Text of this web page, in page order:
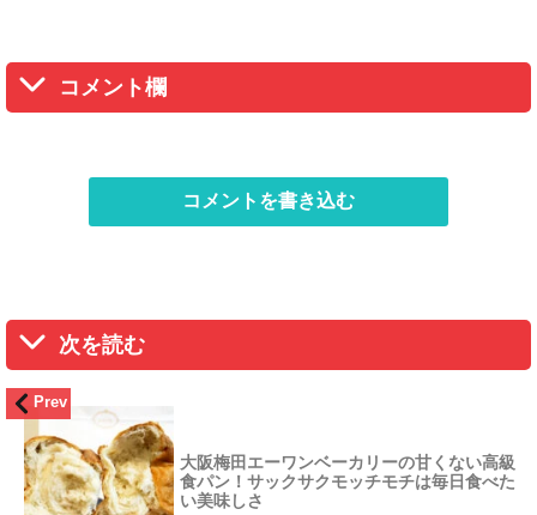
コメント欄
コメントを書き込む
次を読む
Prev
大阪梅田エーワンベーカリーの甘くない高級
食パン！サックサクモッチモチは毎日食べた
い美味しさ